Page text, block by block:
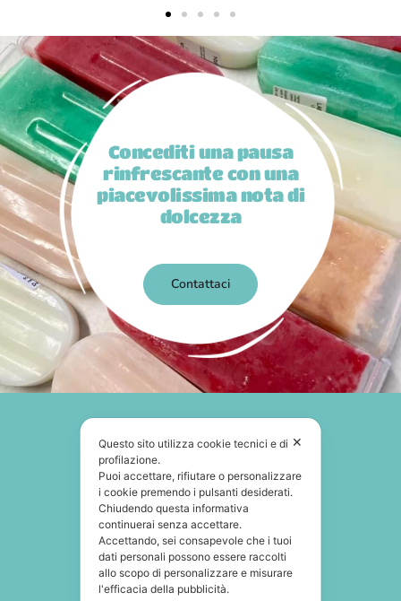
Concediti una pausa
rinfrescante con una
piacevolissima nota di
dolcezza
Contattaci
✕
Questo sito utilizza cookie tecnici e di
profilazione.
Puoi accettare, rifiutare o personalizzare
i cookie premendo i pulsanti desiderati.
Chiudendo questa informativa
continuerai senza accettare.
Accettando, sei consapevole che i tuoi
dati personali possono essere raccolti
allo scopo di personalizzare e misurare
l'efficacia della pubblicità.